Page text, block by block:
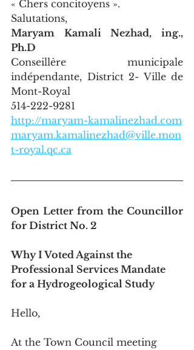
« Chers concitoyens ».
Salutations,
Maryam Kamali Nezhad, ing.,
Ph.D
Conseillère municipale
indépendante, District 2- Ville de
Mont-Royal
514-222-9281
http://maryam-kamalinezhad.com
maryam.kamalinezhad@ville.mon
t-royal.qc.ca
Open Letter from the Councillor
for District No. 2
Why I Voted Against the
Professional Services Mandate
for a Hydrogeological Study
Hello,
At the Town Council meeting